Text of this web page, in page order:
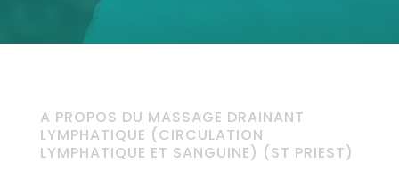
A PROPOS DU MASSAGE DRAINANT
LYMPHATIQUE (CIRCULATION
LYMPHATIQUE ET SANGUINE) (ST PRIEST)